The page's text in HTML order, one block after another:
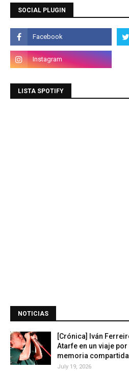
SOCIAL PLUGIN
LISTA SPOTIFY
NOTICIAS
[Crónica] Iván
Atarfe en un viaje
memoria
July 19, 2026